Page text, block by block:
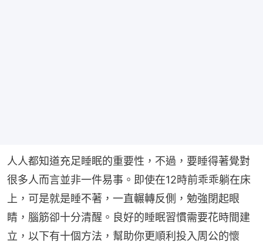
人人都知道充足睡眠的重要性，不過，要睡得著覺對
很多人而言並非一件易事。即使在12時前乖乖躺在床
上，可是就是睡不著，一直輾轉反側，勉強閉起眼
睛，腦筋卻十分清醒。良好的睡眠習慣需要花時間建
立，以下有十個方法，幫助你更順利投入周公的懷